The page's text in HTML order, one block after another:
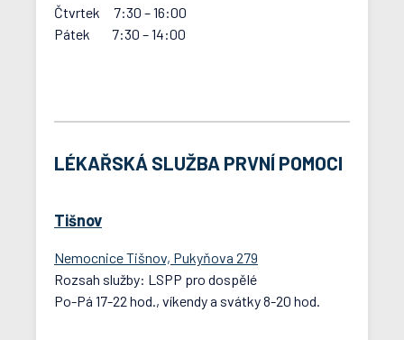
Čtvrtek 7:30 – 16:00
Pátek 7:30 – 14:00
LÉKAŘSKÁ SLUŽBA PRVNÍ POMOCI
Tišnov
Nemocnice Tišnov, Pukyňova 279
Rozsah služby: LSPP pro dospělé
Po-Pá 17-22 hod., víkendy a svátky 8-20 hod.